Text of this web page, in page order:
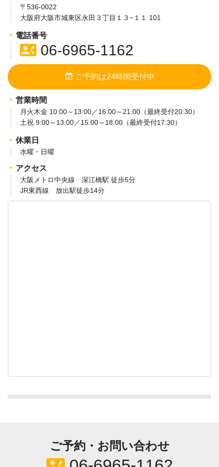
〒536-0022
大阪府大阪市城東区永田３丁目１３−１１ 101
電話番号
contact_phone06-6965-1162
event_available ご予約は24時間受付中
営業時間
月火木金 10:00～13:00／16:00～21:00（最終受付20:30）
土祝 9:00～13:00／15:00～18:00（最終受付17:30）
休業日
水曜・日曜
アクセス
大阪メトロ中央線 深江橋駅 徒歩5分
JR東西線 放出駅徒歩14分
ご予約・お問い合わせ